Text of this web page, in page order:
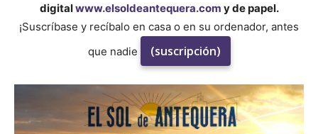
digitalwww.elsoldeantequera.com y de papel.
¡Suscríbase y recíbalo en casa o en su ordenador, antes
que nadie
(suscripción)